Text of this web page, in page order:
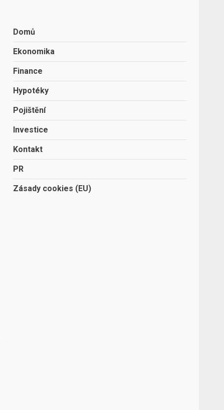
Domů
Ekonomika
Finance
Hypotéky
Pojištění
Investice
Kontakt
PR
Zásady cookies (EU)